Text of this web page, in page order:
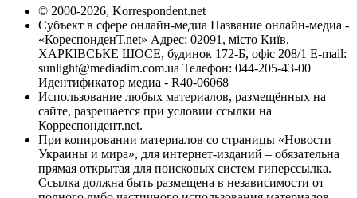
© 2000-2026, Korrespondent.net
Субъект в сфере онлайн-медиа Название онлайн-медиа -
«КореспонденТ.net» Адрес: 02091, місто Київ,
ХАРКІВСЬКЕ ШОСЕ, будинок 172-Б, офіс 208/1 E-mail:
sunlight@mediadim.com.ua Телефон: 044-205-43-00
Идентификатор медиа - R40-06068
Использование любых материалов, размещённых на
сайте, разрешается при условии ссылки на
Корреспондент.net.
При копировании материалов со страницы «Новости
Украины и мира», для интернет-изданий – обязательна
прямая открытая для поисковых систем гиперссылка.
Ссылка должна быть размещена в независимости от